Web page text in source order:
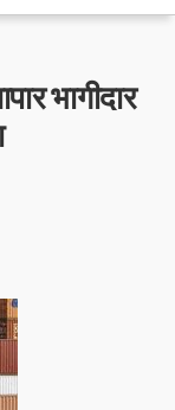
भागीदार